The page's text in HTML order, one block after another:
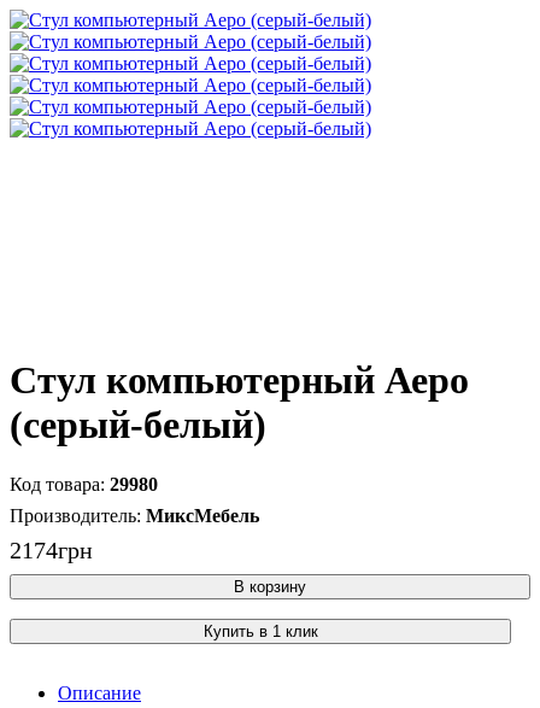
Стул компьютерный Аеро
(серый-белый)
29980
МиксМебель
2174грн
В корзину
Купить в 1 клик
Описание